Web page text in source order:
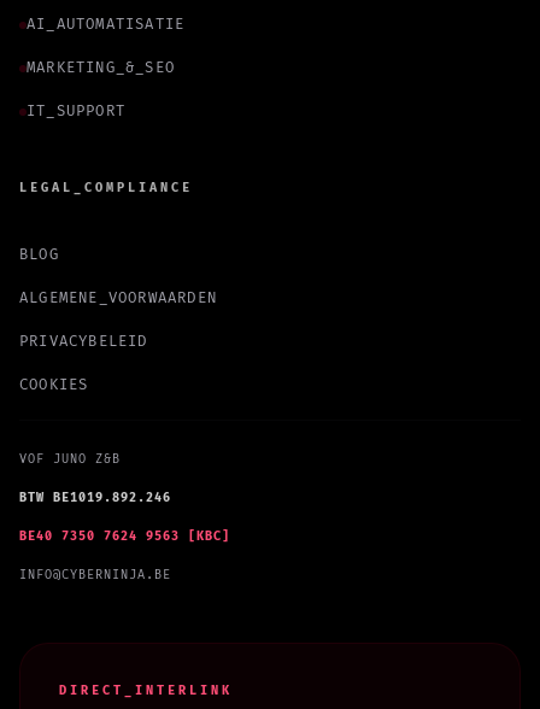
AI_AUTOMATISATIE
MARKETING_&_SEO
IT_SUPPORT
LEGAL_COMPLIANCE
BLOG
ALGEMENE_VOORWAARDEN
PRIVACYBELEID
COOKIES
VOF JUNO Z&B
BTW BE1019.892.246
BE40 7350 7624 9563 [KBC]
INFO@CYBERNINJA.BE
DIRECT_INTERLINK